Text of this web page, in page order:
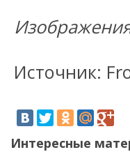
Источник:
Интересные